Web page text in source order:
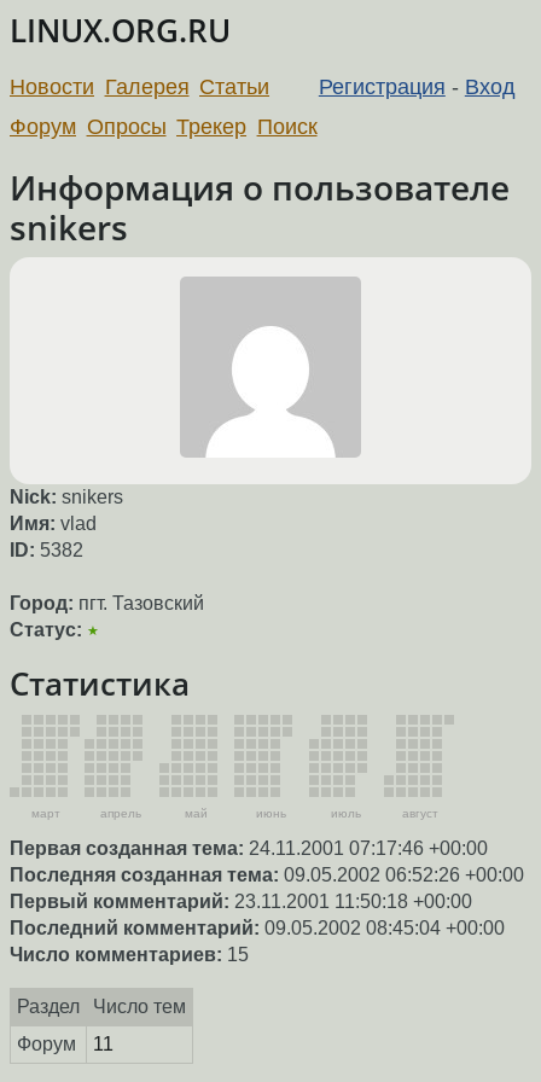
LINUX.ORG.RU
Регистрация - Вход
Новости Галерея Статьи
Форум Опросы Трекер Поиск
Информация о пользователе
snikers
Nick: snikers
Имя: vlad
ID: 5382
Город: пгт. Тазовский
Статус: ★
Статистика
март апрель май июнь июль август
Первая созданная тема: 24.11.2001 07:17:46 +00:00
Последняя созданная тема: 09.05.2002 06:52:26 +00:00
Первый комментарий: 23.11.2001 11:50:18 +00:00
Последний комментарий: 09.05.2002 08:45:04 +00:00
Число комментариев: 15
Раздел
Число тем
Форум
11